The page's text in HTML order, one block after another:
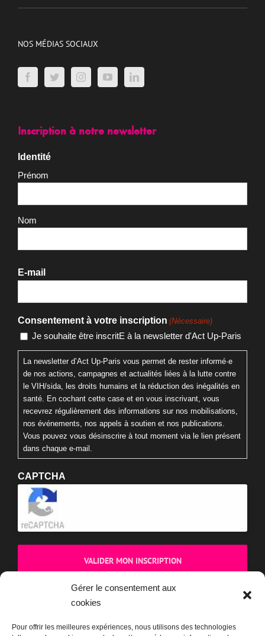
Gérer le consentement aux
cookies
Pour offrir les meilleures expériences, nous utilisons des technologies
NOS MÉDIAS SOCIAUX
Inscription à notre newsletter
Identité
Prénom
Nom
E-mail
Consentement à votre inscription (Nécessaire)
Je souhaite être inscritE à la newsletter d'Act Up-Paris
La newsletter d’Act Up-Paris vous permet de rester informé·e
de nos actions, campagnes et actualités liées à la lutte contre
le VIH/sida, les droits humains et la réduction des inégalités en
santé. En cochant cette case et en vous inscrivant, vous
recevrez régulièrement des informations sur nos mobilisations,
nos événements, nos appels à soutien et nos publications.
Vous pouvez vous désinscrire à tout moment via le lien présent
dans chaque e-mail.
CAPTCHA
Cliquez pour accepter la validation reCaptcha.
BOUTIQUE